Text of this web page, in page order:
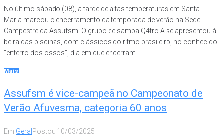
No último sábado (08), a tarde de altas temperaturas em Santa
Maria marcou o encerramento da temporada de verão na Sede
Campestre da Assufsm. O grupo de samba Q4tro A se apresentou à
beira das piscinas, com clássicos do ritmo brasileiro, no conhecido
“enterro dos ossos”, dia em que encerram...
Mais
Assufsm é vice-campeã no Campeonato de
Verão Afuvesma, categoria 60 anos
Em Geral Postou 10/03/2025